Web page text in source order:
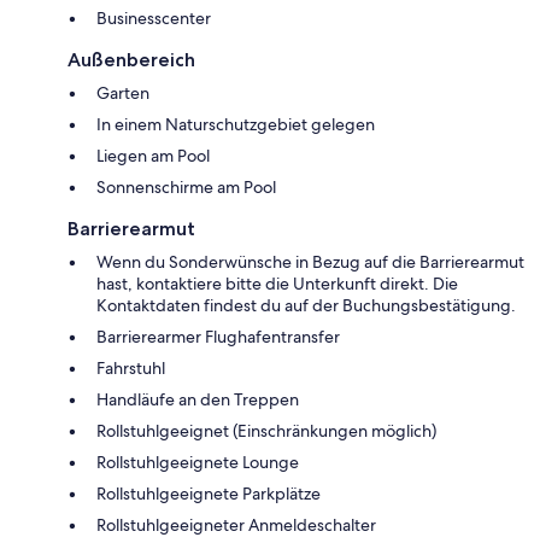
Businesscenter
Außenbereich
Garten
In einem Naturschutzgebiet gelegen
Liegen am Pool
Sonnenschirme am Pool
Barrierearmut
Wenn du Sonderwünsche in Bezug auf die Barrierearmut
hast, kontaktiere bitte die Unterkunft direkt. Die
Kontaktdaten findest du auf der Buchungsbestätigung.
Barrierearmer Flughafentransfer
Fahrstuhl
Handläufe an den Treppen
Rollstuhlgeeignet (Einschränkungen möglich)
Rollstuhlgeeignete Lounge
Rollstuhlgeeignete Parkplätze
Rollstuhlgeeigneter Anmeldeschalter